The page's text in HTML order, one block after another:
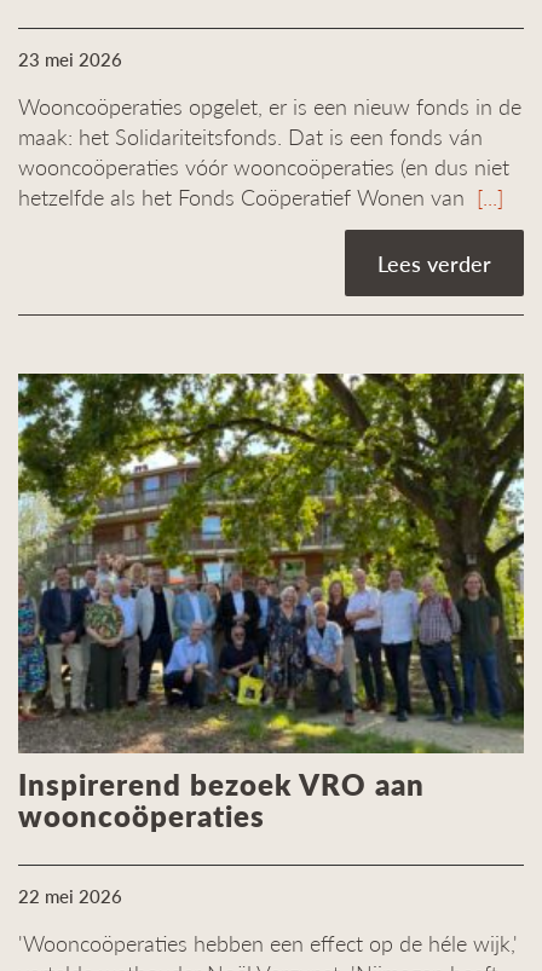
23 mei 2026
Wooncoöperaties opgelet, er is een nieuw fonds in de
maak: het Solidariteitsfonds. Dat is een fonds ván
wooncoöperaties vóór wooncoöperaties (en dus niet
hetzelfde als het Fonds Coöperatief Wonen van [...]
Lees verder
Inspirerend bezoek VRO aan
wooncoöperaties
22 mei 2026
'Wooncoöperaties hebben een effect op de héle wijk,'